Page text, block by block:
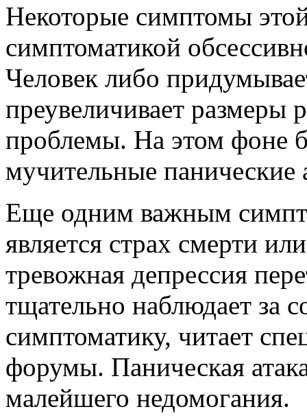
Некоторые симптомы
симптоматикой
Человек либо
преувеличивает размеры
проблемы. На этом фоне
мучительные панические
Еще одним важным
является страх смерти
тревожная депрессия
тщательно наблюдает за
симптоматику, читает
форумы. Паническая
малейшего недомогания.